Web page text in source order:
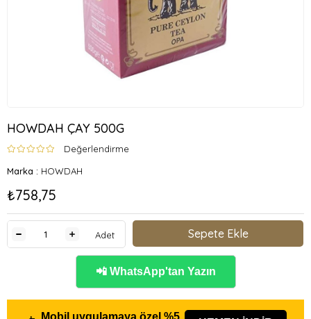
HOWDAH ÇAY 500G
Değerlendirme
Marka : HOWDAH
₺758,75
Adet
📲 WhatsApp'tan Yazın
Mobil uygulamaya özel %5